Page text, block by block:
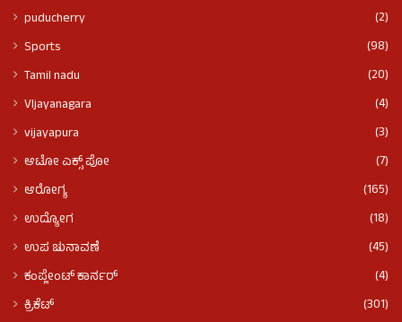
puducherry
(2)
Sports
(98)
Tamil nadu
(20)
VIjayanagara
(4)
vijayapura
(3)
ಆಟೋ ಎಕ್ಸ್ ಪೋ
(7)
ಆರೋಗ್ಯ
(165)
ಉದ್ಯೋಗ
(18)
ಉಪ ಚುನಾವಣೆ
(45)
ಕಂಪ್ಲೇಂಟ್ ಕಾರ್ನರ್
(4)
ಕ್ರಿಕೆಟ್
(301)